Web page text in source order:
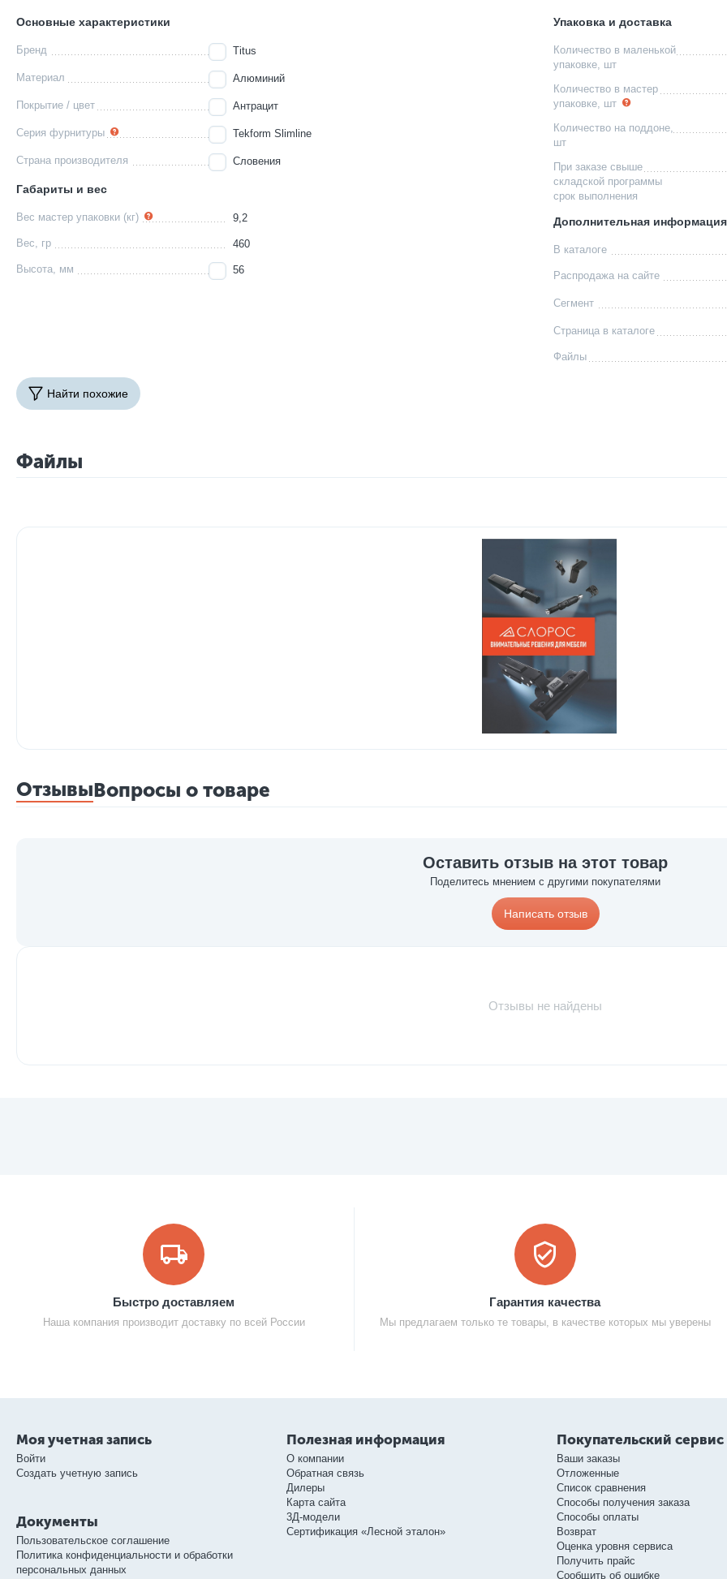
Основные характеристики
Бренд Titus
Материал Алюминий
Покрытие / цвет Антрацит
Серия фурнитуры Tekform Slimline
Страна производителя Словения
Габариты и вес
Вес мастер упаковки (кг) 9,2
Вес, гр 460
Высота, мм 56
Упаковка и доставка
Количество в маленькой
упаковке, шт
Количество в мастер
упаковке, шт
Количество на поддоне,
шт
При заказе свыше
складской программы
срок выполнения
Дополнительная информация
В каталоге
Распродажа на сайте
Сегмент
Страница в каталоге
Файлы
Найти похожие
Файлы
ОтзывыВопросы о товаре
Оставить отзыв на этот товар
Поделитесь мнением с другими покупателями
Написать отзыв
Отзывы не найдены
Быстро доставляем
Наша компания производит доставку по всей России
Гарантия качества
Мы предлагаем только те товары, в качестве которых мы уверены
Моя учетная запись
Войти
Создать учетную запись
Документы
Пользовательское соглашение
Политика конфиденциальности и обработки
персональных данных
Полезная информация
О компании
Обратная связь
Дилеры
Карта сайта
3Д-модели
Сертификация «Лесной эталон»
Покупательский сервис
Ваши заказы
Отложенные
Список сравнения
Способы получения заказа
Способы оплаты
Возврат
Оценка уровня сервиса
Получить прайс
Сообщить об ошибке